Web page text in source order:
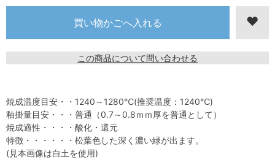
この商品について問い合わせる
焼成温度目安・・1240～1280℃(推奨温度：1240℃)
釉掛量目安・・・普通（0.7～0.8ｍｍ厚を普通として）
焼成適性・・・・酸化・還元
特徴・・・・・・松葉色した深く濃い緑が出ます。
(見本画像は白土を使用)